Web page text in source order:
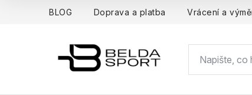
BLOG Doprava a platba Vrácení a